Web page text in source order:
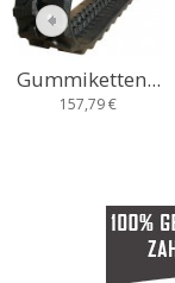
Gummiketten...
157,79 €